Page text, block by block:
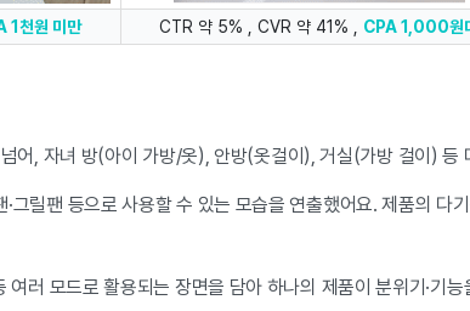
1천원 미만 CTR 약 5% , CVR 약 41% , CPA 1,000원
어, 자녀 방(아이 가방/옷), 안방(옷걸이), 거실(가방 걸이) 등
·그릴팬 등으로 사용할 수 있는 모습을 연출했어요. 제품의 다
여러 모드로 활용되는 장면을 담아 하나의 제품이 분위기·기